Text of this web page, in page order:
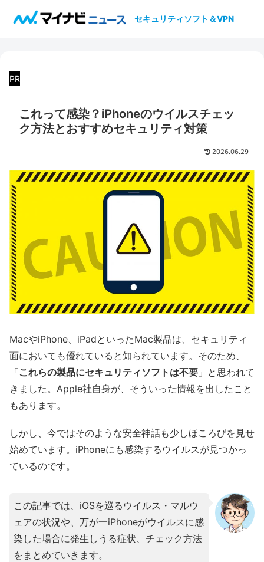
セキュリティソフト＆VPN
PR
これって感染？iPhoneのウイルスチェッ
ク方法とおすすめセキュリティ対策
2026.06.29
MacやiPhone、iPadといったMac製品は、セキュリティ
面においても優れていると知られています。そのため、
「これらの製品にセキュリティソフトは不要 」と思われて
きました。Apple社自身が、そういった情報を出したこと
もあります。
しかし、今ではそのような安全神話も少しほころびを見せ
始めています。iPhoneにも感染するウイルスが見つかっ
ているのです。
この記事では、iOSを巡るウイルス・マルウ
ェアの状況や、万が一iPhoneがウイルスに感
染した場合に発生しうる症状、チェック方法
をまとめていきます。